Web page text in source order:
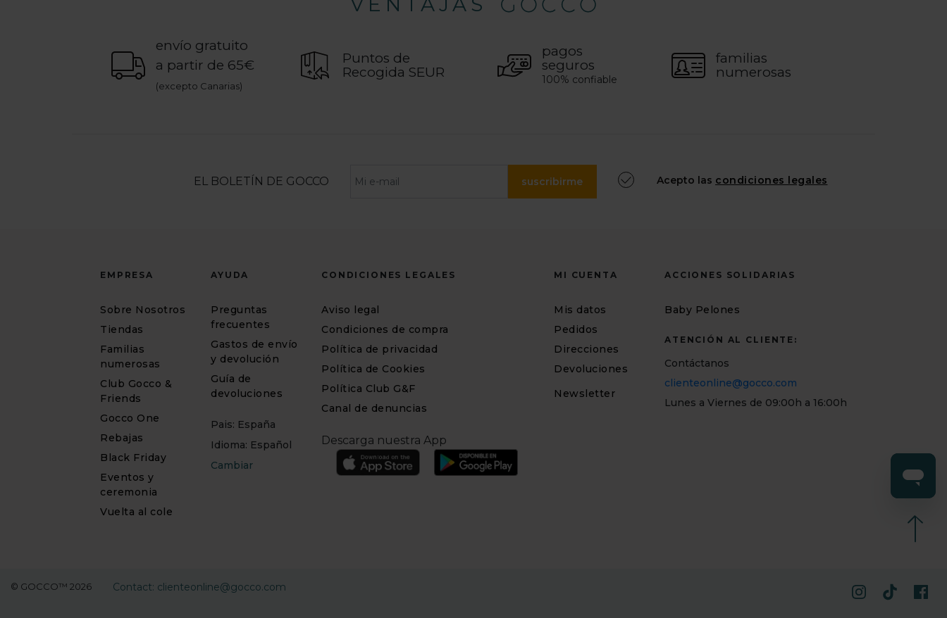
envío gratuito
a partir de 65€
(excepto Canarias)
Puntos de
Recogida SEUR
pagos
seguros
100% confiable
familias
numerosas
EL BOLETÍN DE GOCCO suscribirme Acepto las condiciones legales
EMPRESA
Sobre Nosotros
Tiendas
Familias
numerosas
Club Gocco &
Friends
Gocco One
Rebajas
Black Friday
Eventos y
ceremonia
Vuelta al cole
AYUDA
Preguntas
frecuentes
Gastos de envío
y devolución
Guía de
devoluciones
Pais: España
Idioma: Español
Cambiar
CONDICIONES LEGALES
Aviso legal
Condiciones de compra
Política de privacidad
Política de Cookies
Política Club G&F
Canal de denuncias
Descarga nuestra App
MI CUENTA
Mis datos
Pedidos
Direcciones
Devoluciones
Newsletter
ACCIONES SOLIDARIAS
Baby Pelones
ATENCIÓN AL CLIENTE:
Contáctanos
clienteonline@gocco.com
Lunes a Viernes de 09:00h a 16:00h
© GOCCO™ 2026 Contact: clienteonline@gocco.com